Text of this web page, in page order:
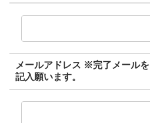
メールアドレス ※完了メール
記入願います。